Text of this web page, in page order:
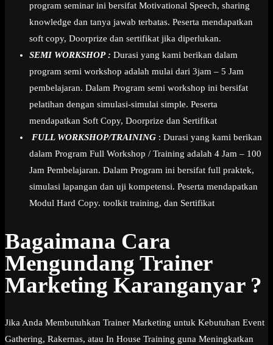
program seminar ini bersifat Motivational Speech, sharing
knowledge dan tanya jawab terbatas. Peserta mendapatkan
soft copy, Doorprize dan sertifikat jika diperlukan.
SEMI WORKSHOP : Durasi yang kami berikan dalam
program semi workshop adalah mulai dari 3jam – 5 Jam
pembelajaran. Dalam Program semi workshop ini bersifat
pelatihan dengan simulasi-simulai simple. Peserta
mendapatkan Soft Copy, Doorprize dan Sertifikat
FULL WORKSHOP/TRAINING : Durasi yang kami berikan
dalam Program Full Workshop / Training adalah 4 Jam – 100
Jam Pembelajaran. Dalam Program ini bersifat full praktek,
simulasi lapangan dan uji kompetensi. Peserta mendapatkan
Modul Hard Copy. toolkit training, dan Sertifikat
Bagaimana Cara
Mengundang Trainer
Marketing Karanganyar ?
Jika Anda Membutuhkan Trainer Marketing untuk Kebutuhan Event
Gathering, Rakernas, atau In House Training guna Meningkatkan